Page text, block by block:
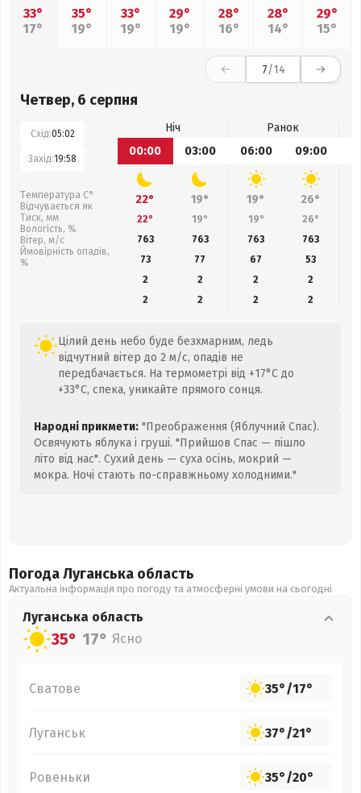
33°
17°
35°
19°
33°
19°
29°
19°
28°
16°
28°
14°
29°
15°
7/14
Четвер, 6 серпня
Схід:05:02
Захід:19:58
Температура С°
Відчувається як
Тиск, мм
Вологість, %
Вітер, м/с
Ймовірність опадів,
%
Ніч
Ранок
00:00
03:00 06:00 09:00
22° 19° 19° 26°
22° 19° 19° 26°
763
763 763 763
73
77 67 53
2
2 2
2
2
2 2 2
Цілий день небо буде безхмарним, ледь
відчутний вітер до 2 м/с, опадів не
передбачається. На термометрі від +17°C до
+33°C, спека, уникайте прямого сонця.
Народні прикмети: "Преображення (Яблучний Спас).
Освячують яблука і груші. "Прийшов Спас — пішло
літо від нас". Сухий день — суха осінь, мокрий —
мокра. Ночі стають по-справжньому холодними."
Погода Луганська область
Актуальна інформація про погоду та атмосферні умови на сьогодні
Луганська область
35° 17° Ясно
Сватове 35°/17°
Луганськ 37°/21°
Ровеньки 35°/20°